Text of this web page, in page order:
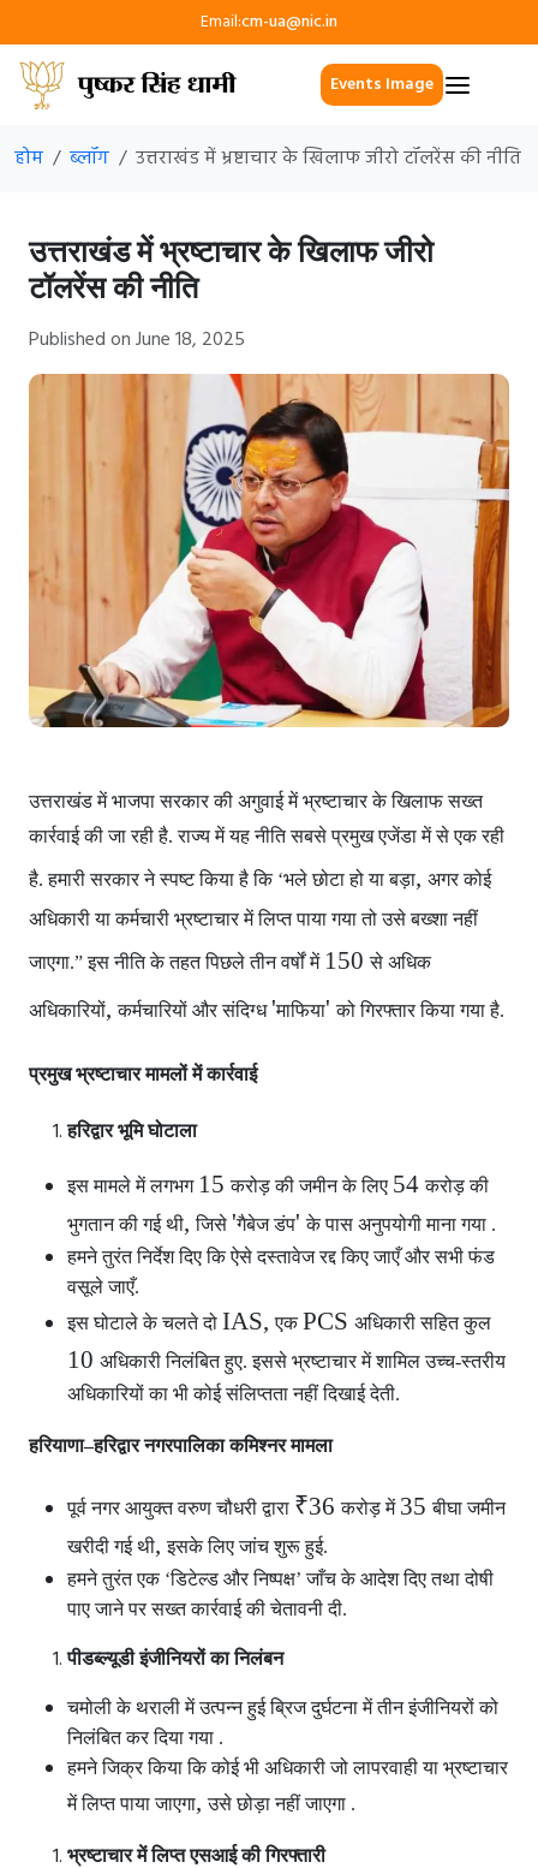
Email:cm-ua@nic.in
Events Image
होम ब्लॉग उत्तराखंड में भ्रष्टाचार के खिलाफ जीरो टॉलरेंस की नीति
उत्तराखंड में भ्रष्टाचार के खिलाफ जीरो
टॉलरेंस की नीति
Published on June 18, 2025
उत्तराखंड में भाजपा सरकार की अगुवाई में भ्रष्टाचार के खिलाफ सख्त
कार्रवाई की जा रही है. राज्य में यह नीति सबसे प्रमुख एजेंडा में से एक रही
है. हमारी सरकार ने स्पष्ट किया है कि ‘भले छोटा हो या बड़ा, अगर कोई
अधिकारी या कर्मचारी भ्रष्टाचार में लिप्त पाया गया तो उसे बख्शा नहीं
जाएगा.” इस नीति के तहत पिछले तीन वर्षों में 150से अधिक
अधिकारियों,कर्मचारियों और संदिग्ध 'माफिया'को गिरफ्तार किया गया है.
प्रमुख भ्रष्टाचार मामलों में कार्रवाई
हरिद्वार भूमि घोटाला
इस मामले में लगभग 15करोड़ की जमीन के लिए 54करोड़ की
भुगतान की गई थी,जिसे 'गैबेज डंप'के पास अनुपयोगी माना गया .
हमने तुरंत निर्देश दिए कि ऐसे दस्तावेज रद्द किए जाएँ और सभी फंड
वसूले जाएँ.
इस घोटाले के चलते दो IAS,एकPCS अधिकारी सहित कुल
10 अधिकारी निलंबित हुए. इससे भ्रष्टाचार में शामिल उच्च-स्तरीय
अधिकारियों का भी कोई संलिप्तता नहीं दिखाई देती.
हरियाणा–हरिद्वार नगरपालिका कमिश्नर मामला
पूर्व नगर आयुक्त वरुण चौधरी द्वारा ₹36करोड़ में 35बीघा जमीन
खरीदी गई थी,इसके लिए जांच शुरू हुई.
हमने तुरंत एक ‘डिटेल्ड और निष्पक्ष’ जाँच के आदेश दिए तथा दोषी
पाए जाने पर सख्त कार्रवाई की चेतावनी दी.
पीडब्ल्यूडी इंजीनियरों का निलंबन
चमोली के थराली में उत्पन्न हुई ब्रिज दुर्घटना में तीन इंजीनियरों को
निलंबित कर दिया गया .
हमने जिक्र किया कि कोई भी अधिकारी जो लापरवाही या भ्रष्टाचार
में लिप्त पाया जाएगा,उसे छोड़ा नहीं जाएगा .
भ्रष्टाचार में लिप्त एसआई की गिरफ्तारी